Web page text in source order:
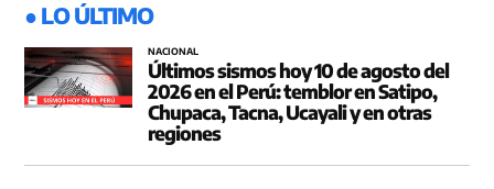
● LO ÚLTIMO
NACIONAL
Últimos sismos hoy 10 de agosto del
2026 en el Perú: temblor en Satipo,
Chupaca, Tacna, Ucayali y en otras
regiones